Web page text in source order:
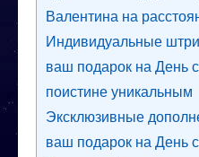
Валентина на
Индивидуальные
ваш подарок на День
поистине уникальным
Эксклюзивные
ваш подарок на День